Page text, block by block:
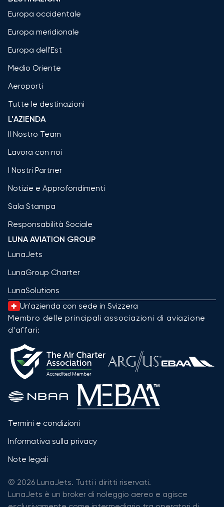
Europa occidentale
Europa meridionale
Europa dell'Est
Medio Oriente
Aeroporti
Tutte le destinazioni
L'AZIENDA
Il Nostro Team
Lavora con noi
I Nostri Partner
Notizie e Approfondimenti
Sala Stampa
Responsabilità Sociale
LUNA AVIATION GROUP
LunaJets
LunaGroup Charter
LunaSolutions
Un'azienda con sede in Svizzera
Membro delle principali associazioni di aviazione
d'affari:
Termini e condizioni
Informativa sulla privacy
Note legali
© 2026 LunaJets. Tutti i diritti riservati.
LunaJets è un broker di noleggio aereo e agisce